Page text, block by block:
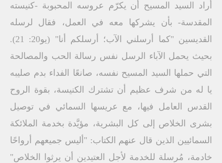
أراد السيد المسيح أن يكرّم عروسه المحبوبة -كنيسته
المقدسة- بأن يشركها معه في العمل، فقال لرسله
القديسين "كما أرسلني الآب؛ أرسلكم أنا" (يو20: 21).
بحيث يحمل الآباء الرسل نفس رسالة الحب والمصالحة
التي حملها السيد المسيح نفسه، صانعًا الفداء بدم صليبه
يا له من شرف عظيم أن تشترك الكنيسة، بقوة الروح
القدس العامل فيها، مع عريسها السمائي في توصيل
بشرى الخلاص إلى كل البشرية، مؤيَّدة بخدمة الملائكة
السمائيين الذين قال عنهم الكتاب: "أليس جميعهم أرواحًا
خادمة، مُرسلة للخدمة لأجل العتيدين أن يرثوا الخلاص"